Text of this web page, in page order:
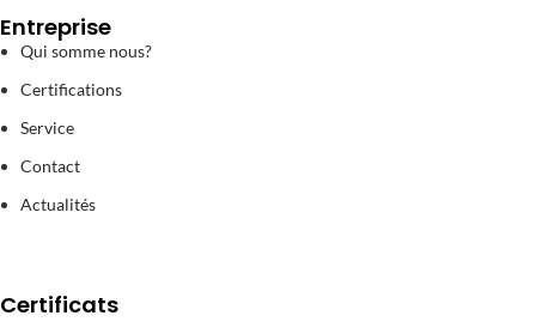
Entreprise
Qui somme nous?
Certifications
Service
Contact
Actualités
Certificats